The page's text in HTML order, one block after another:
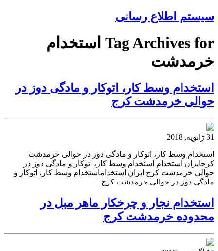
سیستم اطلاع رسانی
Tag Archives for استخدام
خرمدشت
استخدام وسط کار، اتوکار و مادگی دوز در
حوالی خرمدشت کرج
31 ژانویه, 2018
استخدام وسط کار، اتوکار و مادگی دوز در حوالی خرمدشت
کرجایران استخدام استخدام وسط کار، اتوکار و مادگی دوز در
حوالی خرمدشت کرج ایران استخداماستخدام وسط کار، اتوکار و
مادگی دوز در حوالی خرمدشت کرج
استخدام نجار و چرخکار ماهر مبل در
محدوده خرمدشت کرج